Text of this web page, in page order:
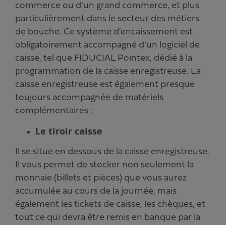
commerce ou d'un grand commerce, et plus
particulièrement dans le secteur des métiers
de bouche. Ce système d'encaissement est
obligatoirement accompagné d'un logiciel de
caisse, tel que FIDUCIAL Pointex, dédié à la
programmation de la caisse enregistreuse. La
caisse enregistreuse est également presque
toujours accompagnée de matériels
complémentaires :
Le tiroir caisse
Il se situe en dessous de la caisse enregistreuse.
Il vous permet de stocker non seulement la
monnaie (billets et pièces) que vous aurez
accumulée au cours de la journée, mais
également les tickets de caisse, les chèques, et
tout ce qui devra être remis en banque par la